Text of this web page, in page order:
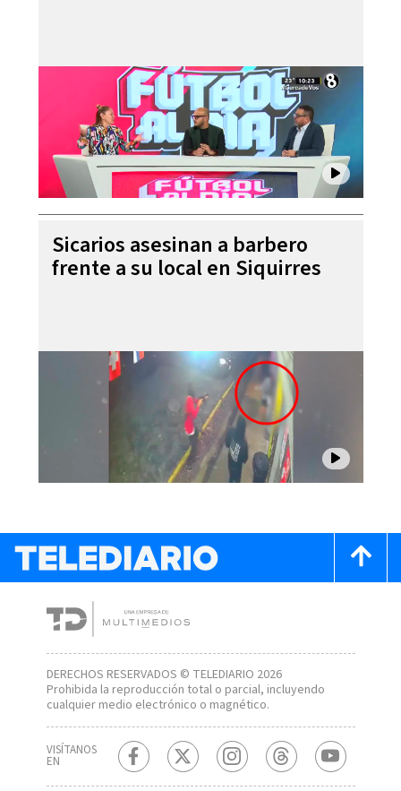
Sicarios asesinan a barbero
frente a su local en Siquirres
DERECHOS RESERVADOS © TELEDIARIO 2026
Prohibida la reproducción total o parcial, incluyendo
cualquier medio electrónico o magnético.
VISÍTANOS
EN